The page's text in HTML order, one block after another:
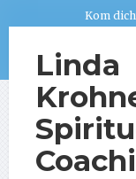
Kom
Linda